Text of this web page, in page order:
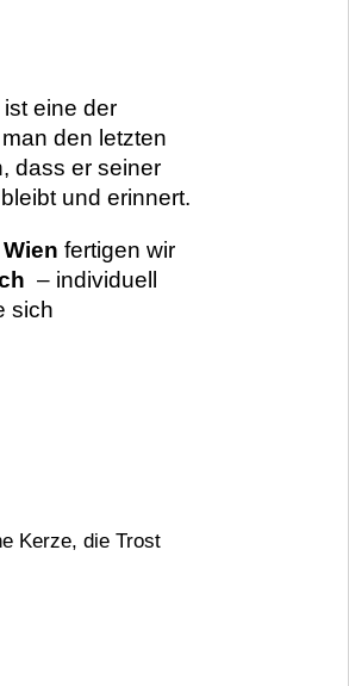
eine der
den letzten
dass er seiner
und erinnert.
fertigen wir
– individuell
sich
Kerze, die Trost